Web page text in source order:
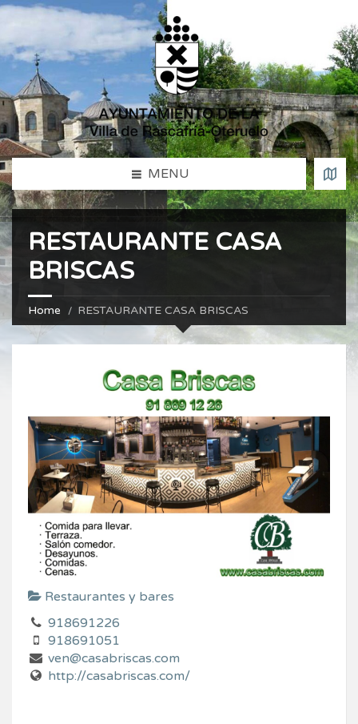
MENU
RESTAURANTE CASA
BRISCAS
Home RESTAURANTE CASA BRISCAS
Restaurantes y bares
918691226
918691051
ven@casabriscas.com
http://casabriscas.com/